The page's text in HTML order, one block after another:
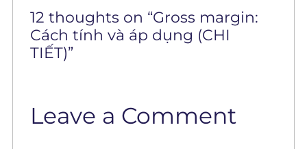
12 thoughts on “Gross margin:
Cách tính và áp dụng (CHI
TIẾT)”
Leave a Comment